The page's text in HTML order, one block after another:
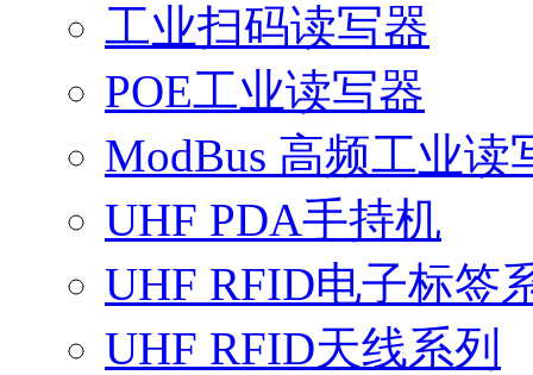
工业扫码读写器
POE工业读写器
ModBus 高频工业读
UHF PDA手持机
UHF RFID电子标签
UHF RFID天线系列